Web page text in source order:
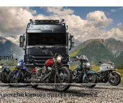
#72478
kamosa rmacka a caponord